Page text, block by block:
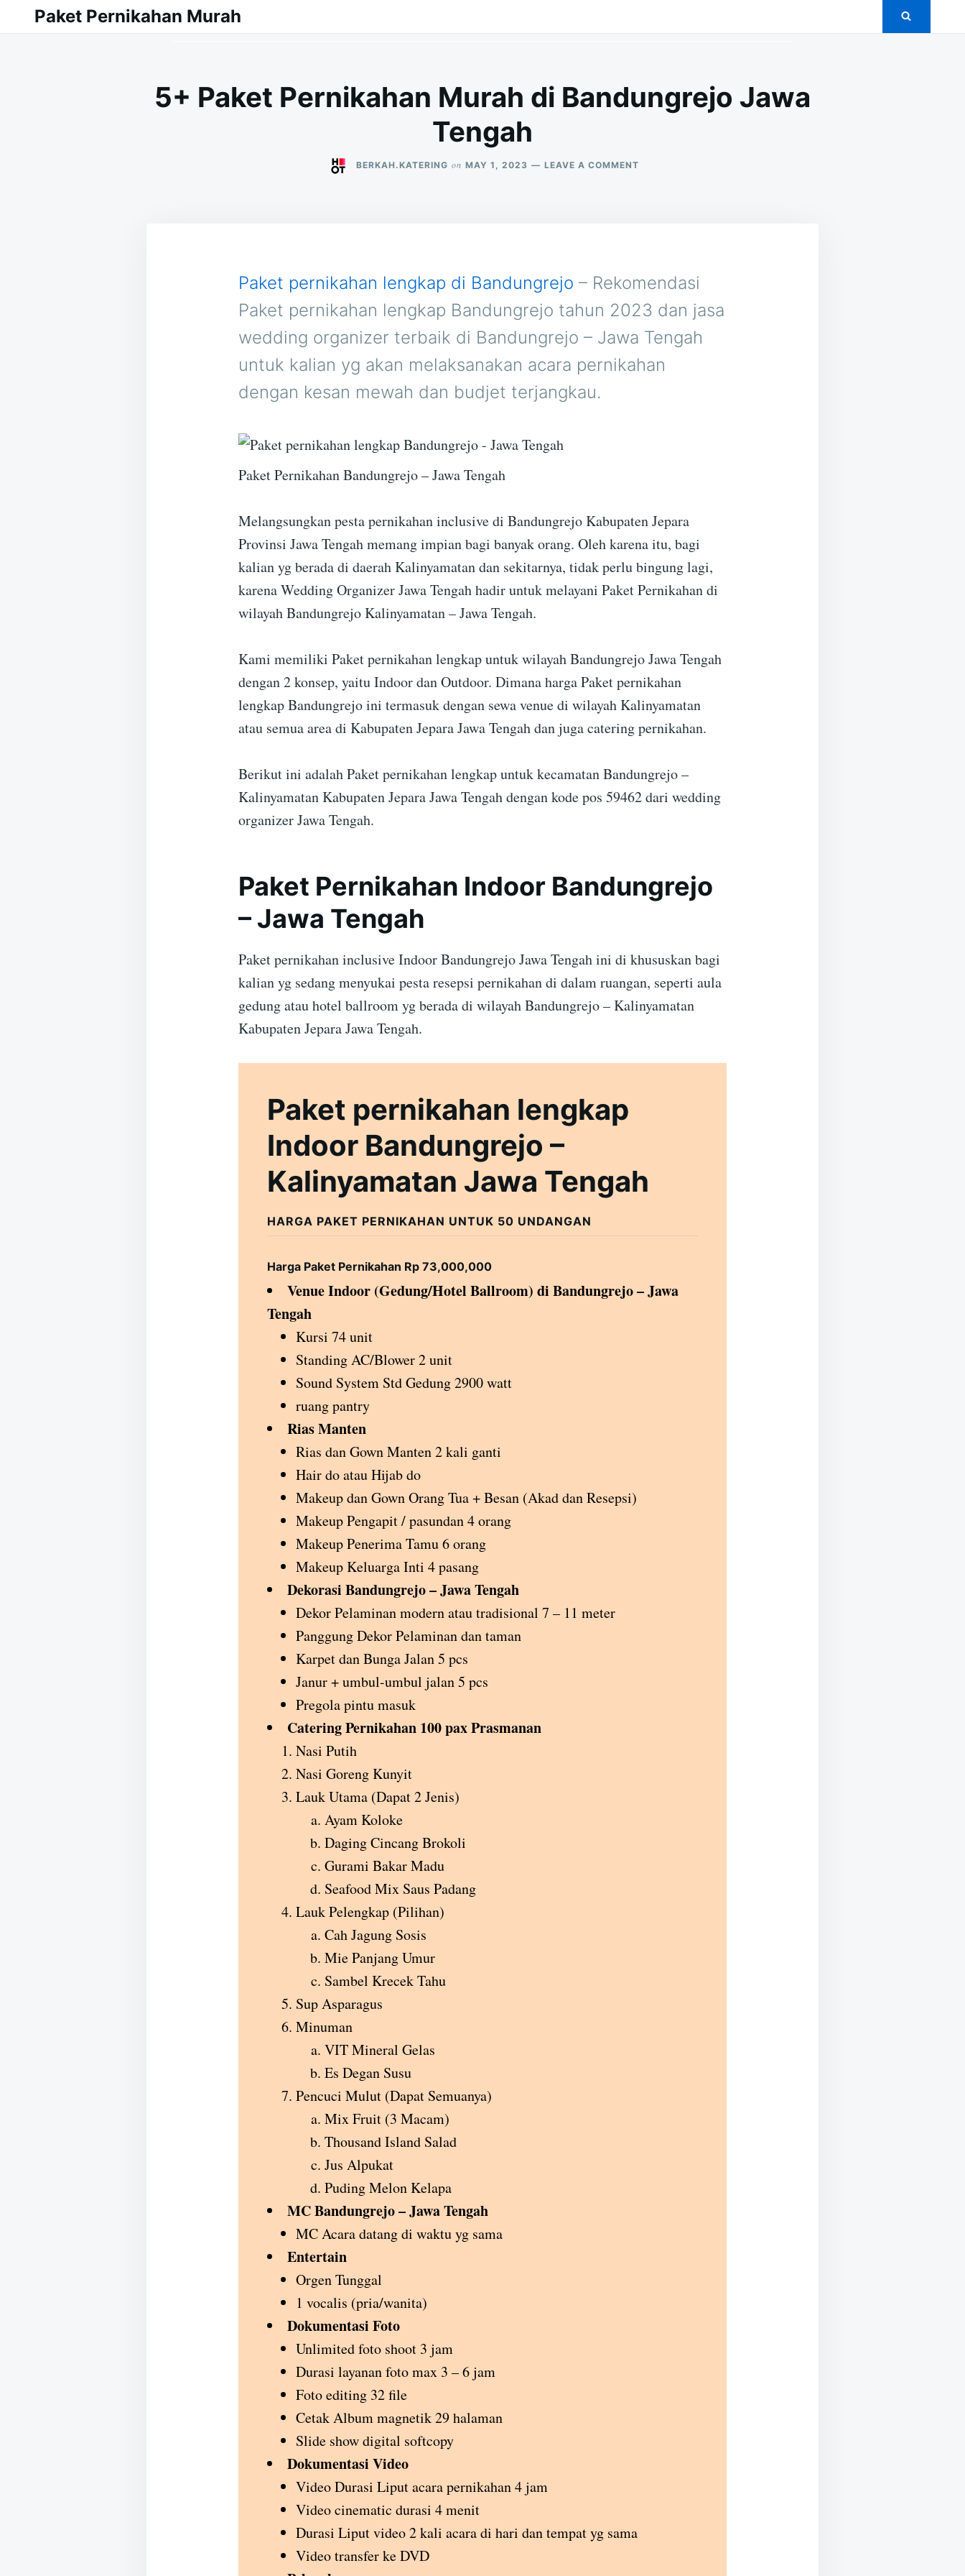
Search
Paket Pernikahan Murah
5+ Paket Pernikahan Murah di Bandungrejo Jawa
Tengah
BERKAH.KATERING on MAY 1, 2023 LEAVE A COMMENTON
Paket pernikahan lengkap di Bandungrejo – Rekomendasi
Paket pernikahan lengkap Bandungrejo tahun 2023 dan jasa
wedding organizer terbaik di Bandungrejo – Jawa Tengah
untuk kalian yg akan melaksanakan acara pernikahan
dengan kesan mewah dan budjet terjangkau.
Paket Pernikahan Bandungrejo – Jawa Tengah
Melangsungkan pesta pernikahan inclusive di Bandungrejo Kabupaten Jepara
Provinsi Jawa Tengah memang impian bagi banyak orang. Oleh karena itu, bagi
kalian yg berada di daerah Kalinyamatan dan sekitarnya, tidak perlu bingung lagi,
karena Wedding Organizer Jawa Tengah hadir untuk melayani Paket Pernikahan di
wilayah Bandungrejo Kalinyamatan – Jawa Tengah.
Kami memiliki Paket pernikahan lengkap untuk wilayah Bandungrejo Jawa Tengah
dengan 2 konsep, yaitu Indoor dan Outdoor. Dimana harga Paket pernikahan
lengkap Bandungrejo ini termasuk dengan sewa venue di wilayah Kalinyamatan
atau semua area di Kabupaten Jepara Jawa Tengah dan juga catering pernikahan.
Berikut ini adalah Paket pernikahan lengkap untuk kecamatan Bandungrejo –
Kalinyamatan Kabupaten Jepara Jawa Tengah dengan kode pos 59462 dari wedding
organizer Jawa Tengah.
Paket Pernikahan Indoor Bandungrejo
– Jawa Tengah
Paket pernikahan inclusive Indoor Bandungrejo Jawa Tengah ini di khususkan bagi
kalian yg sedang menyukai pesta resepsi pernikahan di dalam ruangan, seperti aula
gedung atau hotel ballroom yg berada di wilayah Bandungrejo – Kalinyamatan
Kabupaten Jepara Jawa Tengah.
Paket pernikahan lengkap
Indoor Bandungrejo –
Kalinyamatan Jawa Tengah
HARGA PAKET PERNIKAHAN UNTUK 50 UNDANGAN
Harga Paket Pernikahan Rp 73,000,000
Venue Indoor (Gedung/Hotel Ballroom) di Bandungrejo – Jawa
Tengah
Kursi 74 unit
Standing AC/Blower 2 unit
Sound System Std Gedung 2900 watt
ruang pantry
Rias Manten
Rias dan Gown Manten 2 kali ganti
Hair do atau Hijab do
Makeup dan Gown Orang Tua + Besan (Akad dan Resepsi)
Makeup Pengapit / pasundan 4 orang
Makeup Penerima Tamu 6 orang
Makeup Keluarga Inti 4 pasang
Dekorasi Bandungrejo – Jawa Tengah
Dekor Pelaminan modern atau tradisional 7 – 11 meter
Panggung Dekor Pelaminan dan taman
Karpet dan Bunga Jalan 5 pcs
Janur + umbul-umbul jalan 5 pcs
Pregola pintu masuk
Catering Pernikahan 100 pax Prasmanan
Nasi Putih
Nasi Goreng Kunyit
Lauk Utama (Dapat 2 Jenis)
Ayam Koloke
Daging Cincang Brokoli
Gurami Bakar Madu
Seafood Mix Saus Padang
Lauk Pelengkap (Pilihan)
Cah Jagung Sosis
Mie Panjang Umur
Sambel Krecek Tahu
Sup Asparagus
Minuman
VIT Mineral Gelas
Es Degan Susu
Pencuci Mulut (Dapat Semuanya)
Mix Fruit (3 Macam)
Thousand Island Salad
Jus Alpukat
Puding Melon Kelapa
MC Bandungrejo – Jawa Tengah
MC Acara datang di waktu yg sama
Entertain
Orgen Tunggal
1 vocalis (pria/wanita)
Dokumentasi Foto
Unlimited foto shoot 3 jam
Durasi layanan foto max 3 – 6 jam
Foto editing 32 file
Cetak Album magnetik 29 halaman
Slide show digital softcopy
Dokumentasi Video
Video Durasi Liput acara pernikahan 4 jam
Video cinematic durasi 4 menit
Durasi Liput video 2 kali acara di hari dan tempat yg sama
Video transfer ke DVD